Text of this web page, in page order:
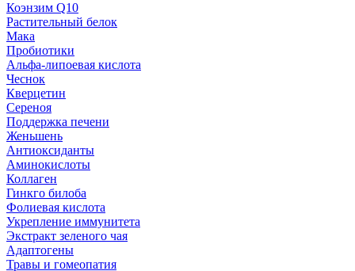
Коэнзим Q10
Растительный белок
Мака
Пробиотики
Альфа-липоевая кислота
Чеснок
Кверцетин
Сереноя
Поддержка печени
Женьшень
Антиоксиданты
Аминокислоты
Коллаген
Гинкго билоба
Фолиевая кислота
Укрепление иммунитета
Экстракт зеленого чая
Адаптогены
Травы и гомеопатия